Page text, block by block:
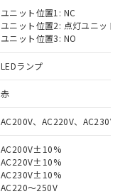
ユニット位置1: NC
ユニット位置2: 点灯ユニット
ユニット位置3: NO
LEDランプ
赤
AC200V、AC220V、AC230V
AC200V±10%
AC220V±10%
AC230V±10%
AC220～250V